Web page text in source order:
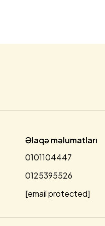
fəalın həyat yolu kimi
göndərilməsi
kimi
vətəndaşlığından
və qısa müddət
Əlaqə məlumatları
0101104447
0125395526
[email protected]